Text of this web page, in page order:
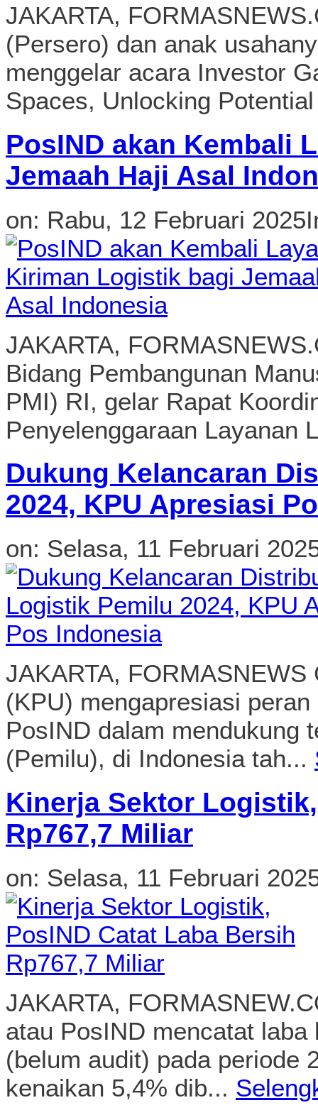
JAKARTA,
(Persero) dan anak
menggelar acara Investor
Spaces, Unlocking
PosIND akan Kembali
Jemaah Haji Asal
on: Rabu, 12 Februari 2025
JAKARTA,
Bidang Pembangunan
PMI) RI, gelar Rapat
Penyelenggaraan Layanan
Dukung Kelancaran
2024, KPU Apresiasi
on: Selasa, 11 Februari
JAKARTA,
(KPU) mengapresiasi
PosIND dalam mendukung
(Pemilu), di Indonesia tah...
Kinerja Sektor
Rp767,7 Miliar
on: Selasa, 11 Februari
JAKARTA,
atau PosIND mencatat
(belum audit) pada periode
kenaikan 5,4% dib...